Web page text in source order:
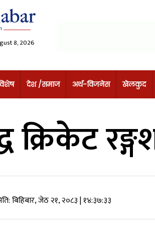
8, 2026
देश /समाज अर्थ-विजनेस खेलकुद
क्रिकेट
बिहिबार, जेठ २१, २०८३| १४:३७:३३